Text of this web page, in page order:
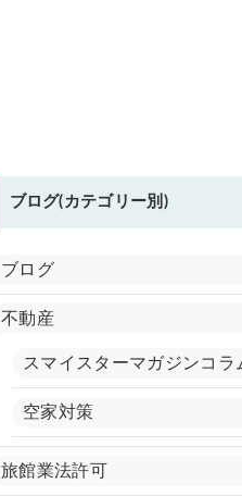
ブログ(カテゴリー別)
ブログ
不動産
スマイスターマガジンコラ
空家対策
旅館業法許可